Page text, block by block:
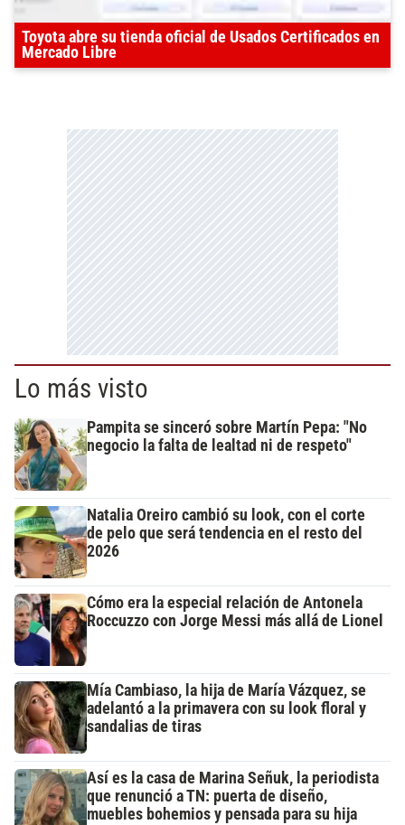
Toyota abre su tienda oficial de Usados Certificados en
Mercado Libre
Lo más visto
Pampita se sinceró sobre Martín Pepa: "No
negocio la falta de lealtad ni de respeto"
Natalia Oreiro cambió su look, con el corte
de pelo que será tendencia en el resto del
2026
Cómo era la especial relación de Antonela
Roccuzzo con Jorge Messi más allá de Lionel
Mía Cambiaso, la hija de María Vázquez, se
adelantó a la primavera con su look floral y
sandalias de tiras
Así es la casa de Marina Señuk, la periodista
que renunció a TN: puerta de diseño,
muebles bohemios y pensada para su hija